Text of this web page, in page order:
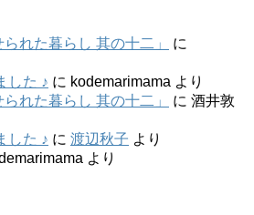
れた暮らし 其の十二」
に
した ♪ に kodemarimama より
れた暮らし 其の十二」
に 酒井敦
した ♪ に 渡辺秋子 より
より